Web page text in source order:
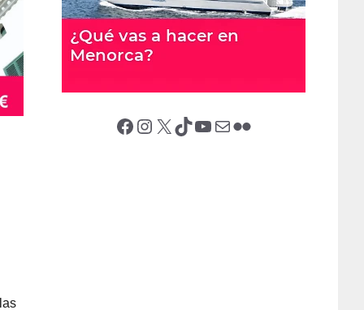
Facebook Instagram X (Twitter) TikTok YouTube Correo electrónico Flickr